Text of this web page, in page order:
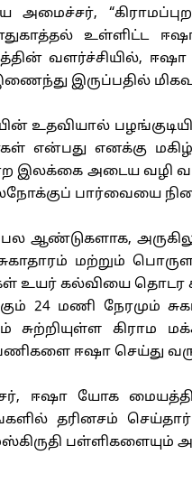
அமைச்சர்,
உள்ளிட்ட
வளர்ச்சியில், ஈஷா
இருப்பதில்
உதவியால்
என்பது எனக்கு
அடைய வழி
பார்வையை
ஆண்டுகளாக,
மற்றும்
உயர் கல்வியை
24 மணி நேரமும்
சுற்றியுள்ள கிராம
ஈஷா செய்து
ஈஷா யோக
தரினசம்
பள்ளிகளையும்